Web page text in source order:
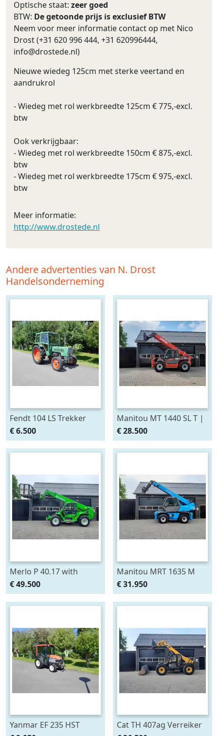
Optische staat: zeer goed
BTW: De getoonde prijs is exclusief BTW
Neem voor meer informatie contact op met Nico
Drost (+31 620 996 444, +31 620996444,
info@drostede.nl)
Nieuwe wiedeg 125cm met sterke veertand en
aandrukrol
- Wiedeg met rol werkbreedte 125cm € 775,-excl.
btw
Ook verkrijgbaar:
- Wiedeg met rol werkbreedte 150cm € 875,-excl.
btw
- Wiedeg met rol werkbreedte 175cm € 975,-excl.
btw
Meer informatie:
http://www.drostede.nl
Andere advertenties van N. Drost
Handelsonderneming
Fendt 104 LS Trekker
Snelloper Cabine Servo
(bj 1979)
€ 6.500
Manitou MT 1440 SL T |
Verreiker met vorken (bj
2006)
€ 28.500
Merlo P 40.17 with
manbasket and remote
control (bj 2013)
€ 49.500
Manitou MRT 1635 M
ROTO verreiker met
vorken (bj 2007)
€ 31.950
Yanmar EF 235 HST
Cat TH 407ag Verreiker